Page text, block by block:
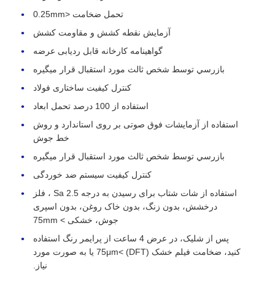
تحمل ضخامت <0.25mm
آزمایش نقطه کشش و مقاومت کشش
گواهینامه کارخانه قابل ردیابی عرضه
بازرسي توسط شخص ثالث مورد استقبال قرار ميگيره
کنترل کیفیت ساختاری فولاد
استفاده از 100 درصد تحمل ابعاد
استفاده از آزمایشات فوق صوتی بر روی استاندارد و روش
خط جوش
بازرسي توسط شخص ثالث مورد استقبال قرار ميگيره
کنترل کیفیت سیستم ضد خوردگی
استفاده از شات شتاب برای رسیدن به درجه Sa 2.5 ، فلز
درخشش، بدون زنگ، بدون خاک روغن، بدون اسپری
جوش، خشکی > 75mm
پس از شلیک، در عرض 4 ساعت از پرایمر رنگ استفاده
کنید، ضخامت فیلم خشک (DFT) >75μm یا به صورت مورد
نیاز.